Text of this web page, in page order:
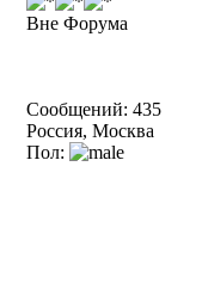
Вне Форума
Сообщений: 435
Россия, Москва
Пол: